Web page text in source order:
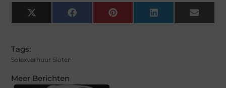
X
(Twitter)
FacebookPinterest LinkedIn Email
Tags:
Solexverhuur Sloten
Meer Berichten